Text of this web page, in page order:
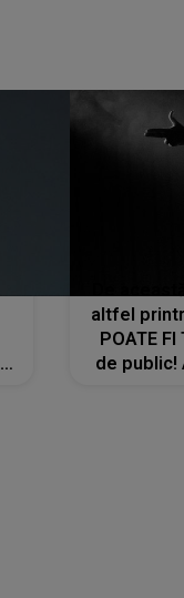
altfel
POATE FI
de public!